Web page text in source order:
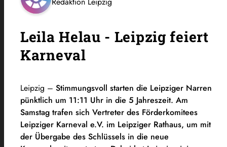
Leila Helau - Leipzig feiert
Karneval
Leipzig – Stimmungsvoll starten die Leipziger Narren
pünktlich um 11:11 Uhr in die 5 Jahreszeit. Am
Samstag trafen sich Vertreter des Förderkomitees
Leipziger Karneval e.V. im Leipziger Rathaus, um mit
der Übergabe des Schlüssels in die neue